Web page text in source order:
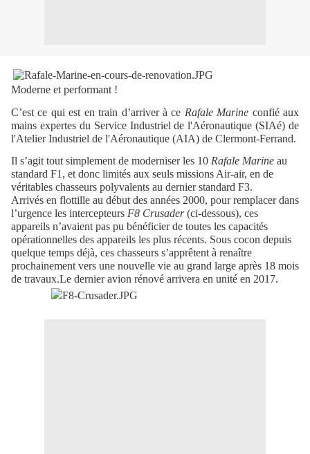
Moderne et performant !
C’est ce qui est en train d’arriver à ce Rafale Marine confié aux
mains expertes du Service Industriel de l'Aéronautique (SIAé) de
l'Atelier Industriel de l'Aéronautique (AIA) de Clermont-Ferrand.
Il s’agit tout simplement de moderniser les 10 Rafale Marine au
standard F1, et donc limités aux seuls missions Air-air, en de
véritables chasseurs polyvalents au dernier standard F3.
Arrivés en flottille au début des années 2000, pour remplacer dans
l’urgence les intercepteurs F8 Crusader(ci-dessous), ces
appareils n’avaient pas pu bénéficier de toutes les capacités
opérationnelles des appareils les plus récents. Sous cocon depuis
quelque temps déjà, ces chasseurs s’apprêtent à renaître
prochainement vers une nouvelle vie au grand large après 18 mois
de travaux.Le dernier avion rénové arrivera en unité en 2017.